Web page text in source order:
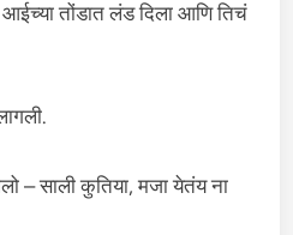
तोंडात लंड दिला आणि तिचं
– साली कुतिया, मजा येतंय ना